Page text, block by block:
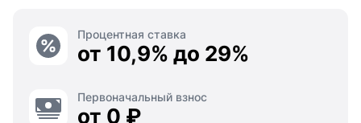
Процентная ставка
от 10,9% до 29%
Первоначальный взнос
от 0 ₽